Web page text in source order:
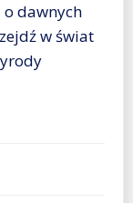
dawnych
w świat